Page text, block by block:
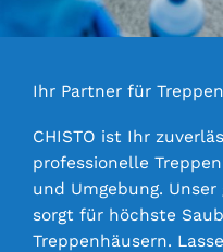
Ihr Partner für
CHISTO ist Ihr
professionelle
und Umgebung.
sorgt für höchste
Treppenhäusern.